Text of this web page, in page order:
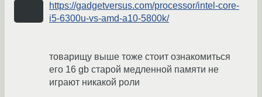
https://gadgetversus.com/processor/intel-core-
i5-6300u-vs-amd-a10-5800k/
товарищу выше тоже стоит ознакомиться
его 16 gb старой медленной памяти не
играют никакой роли